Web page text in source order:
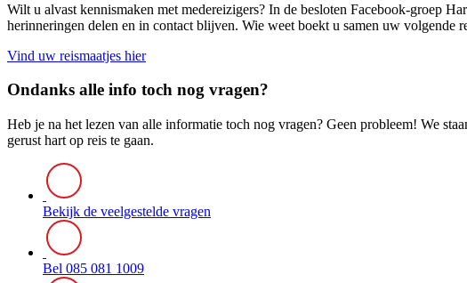
Wilt u alvast kennismaken met medereizigers? In de besloten Facebook-groep
herinneringen delen en in contact blijven. Wie weet boekt u samen uw volgende
Vind uw reismaatjes hier
Ondanks alle info toch nog vragen?
Heb je na het lezen van alle informatie toch nog vragen? Geen probleem! We
gerust hart op reis te gaan.
Bekijk de veelgestelde vragen
Bel 085 081 1009